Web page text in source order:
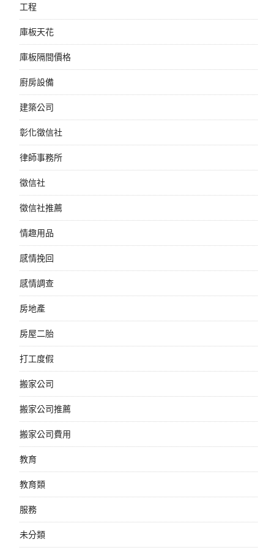
工程
庫板天花
庫板隔間價格
廚房設備
建築公司
彰化徵信社
律師事務所
徵信社
徵信社推薦
情趣用品
感情挽回
感情調查
房地產
房屋二胎
打工度假
搬家公司
搬家公司推薦
搬家公司費用
教育
教育類
服務
未分類